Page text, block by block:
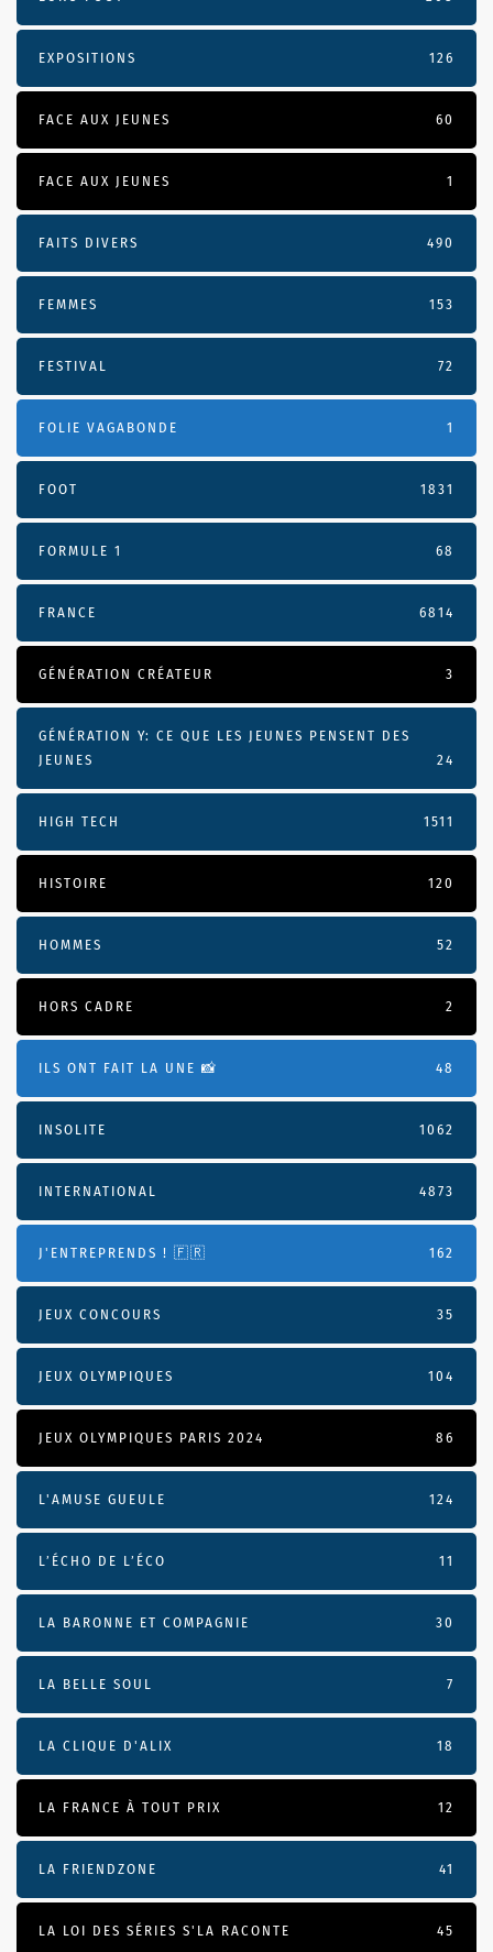
EXPOSITIONS 126
FACE AUX JEUNES 60
FACE AUX JEUNES 1
FAITS DIVERS 490
FEMMES 153
FESTIVAL 72
FOLIE VAGABONDE 1
FOOT 1831
FORMULE 1 68
FRANCE 6814
GÉNÉRATION CRÉATEUR 3
GÉNÉRATION Y: CE QUE LES JEUNES PENSENT DES
JEUNES
24
HIGH TECH 1511
HISTOIRE 120
HOMMES 52
HORS CADRE 2
ILS ONT FAIT LA UNE 📸 48
INSOLITE 1062
INTERNATIONAL 4873
J'ENTREPRENDS ! 🇫🇷 162
JEUX CONCOURS 35
JEUX OLYMPIQUES 104
JEUX OLYMPIQUES PARIS 2024 86
L'AMUSE GUEULE 124
L’ÉCHO DE L’ÉCO 11
LA BARONNE ET COMPAGNIE 30
LA BELLE SOUL 7
LA CLIQUE D'ALIX 18
LA FRANCE À TOUT PRIX 12
LA FRIENDZONE 41
LA LOI DES SÉRIES S'LA RACONTE 45